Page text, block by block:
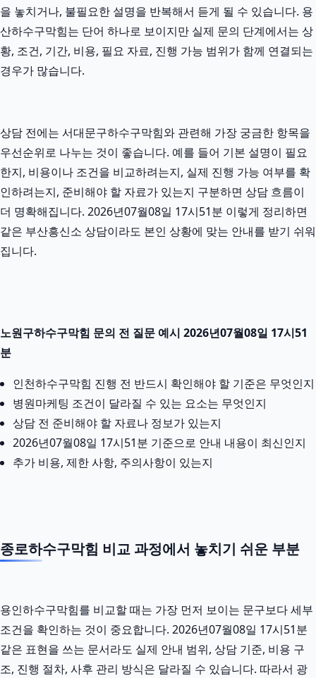
을 놓치거나, 불필요한 설명을 반복해서 듣게 될 수 있습니다. 용
산하수구막힘는 단어 하나로 보이지만 실제 문의 단계에서는 상
황, 조건, 기간, 비용, 필요 자료, 진행 가능 범위가 함께 연결되는
경우가 많습니다.
상담 전에는 서대문구하수구막힘와 관련해 가장 궁금한 항목을
우선순위로 나누는 것이 좋습니다. 예를 들어 기본 설명이 필요
한지, 비용이나 조건을 비교하려는지, 실제 진행 가능 여부를 확
인하려는지, 준비해야 할 자료가 있는지 구분하면 상담 흐름이
더 명확해집니다. 2026년07월08일 17시51분 이렇게 정리하면
같은 부산흥신소 상담이라도 본인 상황에 맞는 안내를 받기 쉬워
집니다.
노원구하수구막힘 문의 전 질문 예시 2026년07월08일 17시51
분
인천하수구막힘 진행 전 반드시 확인해야 할 기준은 무엇인지
병원마케팅 조건이 달라질 수 있는 요소는 무엇인지
상담 전 준비해야 할 자료나 정보가 있는지
2026년07월08일 17시51분 기준으로 안내 내용이 최신인지
추가 비용, 제한 사항, 주의사항이 있는지
종로하수구막힘 비교 과정에서 놓치기 쉬운 부분
용인하수구막힘를 비교할 때는 가장 먼저 보이는 문구보다 세부
조건을 확인하는 것이 중요합니다. 2026년07월08일 17시51분
같은 표현을 쓰는 문서라도 실제 안내 범위, 상담 기준, 비용 구
조, 진행 절차, 사후 관리 방식은 달라질 수 있습니다. 따라서 광